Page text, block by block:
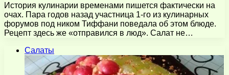
История кулинарии временами пишется фактически на
очах. Пара годов назад участница 1-го из кулинарных
форумов под ником Тиффани поведала об этом блюде.
Рецепт здесь же «отправился в люд». Салат не…
Салаты